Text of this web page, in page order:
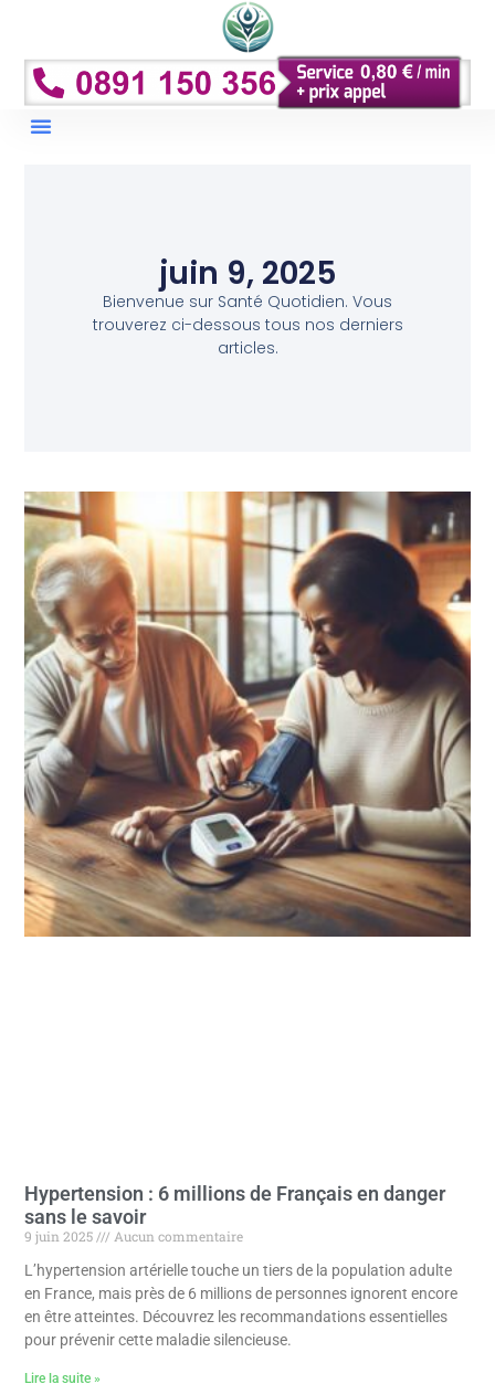
juin 9, 2025
Bienvenue sur Santé Quotidien. Vous
trouverez ci-dessous tous nos derniers
articles.
Hypertension : 6 millions de Français en danger
sans le savoir
9 juin 2025
Aucun commentaire
L’hypertension artérielle touche un tiers de la population adulte
en France, mais près de 6 millions de personnes ignorent encore
en être atteintes. Découvrez les recommandations essentielles
pour prévenir cette maladie silencieuse.
Lire la suite »